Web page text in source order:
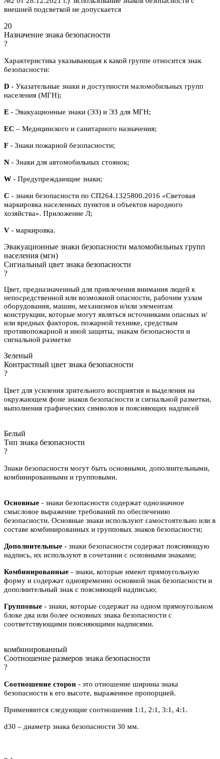
внешней подсветкой не допускается
20
Назначение знака безопасности
?
Характеристика указывающая к какой группе относится знак
безопасности:
D - Указательные знаки и доступности маломобильных групп
населения (МГН);
E - Эвакуационные знаки (ЭЗ) и ЭЗ для МГН;
ЕС – Медицинского и санитарного назначения;
F - Знаки пожарной безопасности;
N - Знаки для автомобильных стоянок;
W - Предупреждающие знаки;
С - знаки безопасности по СП264.1325800.2016 «Световая
маркировка населенных пунктов и объектов народного
хозяйства». Приложение Л;
V - маркировка.
Эвакуационные знаки безопасности маломобильных групп
населения (мгн)
Сигнальный цвет знака безопасности
?
Цвет, предназначенный для привлечения внимания людей к
непосредственной или возможной опасности, рабочим узлам
оборудования, машин, механизмов и/или элементам
конструкции, которые могут являться источниками опасных и/
или вредных факторов, пожарной технике, средствам
противопожарной и иной защиты, знакам безопасности и
сигнальной разметке
Зеленый
Контрастный цвет знака безопасности
?
Цвет для усиления зрительного восприятия и выделения на
окружающем фоне знаков безопасности и сигнальной разметки,
выполнения графических символов и поясняющих надписей
Белый
Тип знака безопасности
?
Знаки безопасности могут быть основными, дополнительными,
комбинированными и групповыми.
Основные - знаки безопасности содержат однозначное
смысловое выражение требований по обеспечению
безопасности. Основные знаки используют самостоятельно или в
составе комбинированных и групповых знаков безопасности;
Дополнительные - знаки безопасности содержат поясняющую
надпись, их используют в сочетании с основными знаками;
Комбинированные - знаки, которые имеют прямоугольную
форму и содержат одновременно основной знак безопасности и
дополнительный знак с поясняющей надписью;
Групповые - знаки, которые содержат на одном прямоугольном
блоке два или более основных знака безопасности с
соответствующими поясняющими надписями.
комбинированный
Соотношение размеров знака безопасности
?
Соотношение сторон - это отношение ширины знака
безопасности к его высоте, выраженное пропорцией.
Применяются следующие соотношения 1:1, 2:1, 3:1, 4:1.
d30 – диаметр знака безопасности 30 мм.